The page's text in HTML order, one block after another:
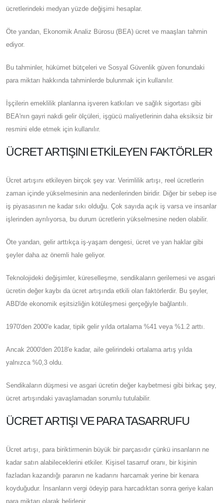
ücretlerindeki medyan yüzde değişimi hesaplar.
Öte yandan, Ekonomik Analiz Bürosu (BEA) ücret ve maaşları tahmin
ediyor.
Bu tahminler, hükümet bütçeleri ve Sosyal Güvenlik güven fonundaki
para miktarı hakkında tahminlerde bulunmak için kullanılır.
İşçilerin emeklilik planlarına işveren katkıları ve sağlık sigortası gibi
BEA'nın gayri nakdi gelir ölçüleri, işgücü maliyetlerinin daha eksiksiz bir
resmini elde etmek için kullanılır.
ÜCRET ARTIŞINI ETKILEYEN FAKTÖRLER
Ücret artışını etkileyen birçok şey var. Verimlilik artışı, reel ücretlerin
zaman içinde yükselmesinin ana nedenlerinden biridir. Diğer bir sebep ise
iş piyasasının ne kadar sıkı olduğu. Çok sayıda açık iş varsa ve insanlar
işlerinden ayrılıyorsa, bu durum ücretlerin yükselmesine neden olabilir.
Öte yandan, gelir arttıkça iş-yaşam dengesi, ücret ve yan haklar gibi
şeyler daha az önemli hale geliyor.
Teknolojideki değişimler, küreselleşme, sendikaların gerilemesi ve asgari
ücretin değer kaybı da ücret artışında etkili olan faktörlerdir. Bu şeyler,
ABD'de ekonomik eşitsizliğin kötüleşmesi gerçeğiyle bağlantılı.
1970'den 2000'e kadar, tipik gelir yılda ortalama %41 veya %1.2 arttı.
Ancak 2000'den 2018'e kadar, aile gelirindeki ortalama artış yılda
yalnızca %0,3 oldu.
Sendikaların düşmesi ve asgari ücretin değer kaybetmesi gibi birkaç şey,
ücret artışındaki yavaşlamadan sorumlu tutulabilir.
ÜCRET ARTIŞI VE PARA TASARRUFU
Ücret artışı, para biriktirmenin büyük bir parçasıdır çünkü insanların ne
kadar satın alabileceklerini etkiler. Kişisel tasarruf oranı, bir kişinin
fazladan kazandığı paranın ne kadarını harcamak yerine bir kenara
koyduğudur. İnsanların vergi ödeyip para harcadıktan sonra geriye kalan
para miktarı olarak belirlenir.